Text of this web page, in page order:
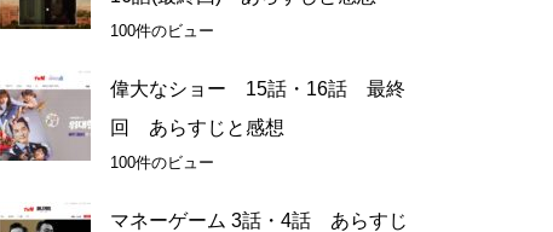
100件のビュー
偉大なショー 15話・16話 最終
回 あらすじと感想
100件のビュー
マネーゲーム 3話・4話 あらすじ